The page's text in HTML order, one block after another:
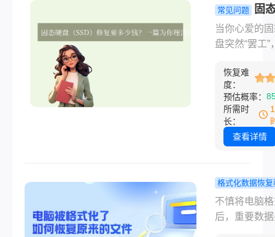
格！ 数据恢
用差异巨大
十元到上万
币甚至更高
能。这并非
意定价，而
种关键因素
定。理解这
素，才能心
数，避免被
常见问题
固
（SSD）修
般要多少钱
的指南！
当你心爱的
盘突然“罢工”
作文件瞬间
不可及时，
虑，你脑海
切的问题恐
“修好它要花
杂得多。固
修复的费用
大，从几乎
恢复难
度：
预估概率：
所需时
长：
查看详情
格式化数据恢复
电脑被格式
如何恢复原
不慎将电脑
后，重要数